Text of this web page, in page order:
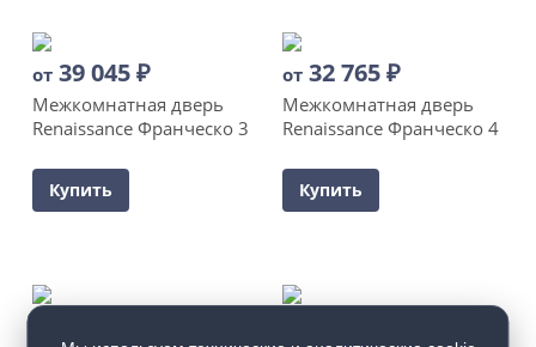
от 39 045₽
Межкомнатная дверь
Renaissance Франческо 3
Купить
от 32 765₽
Межкомнатная дверь
Renaissance Франческо 4
Купить